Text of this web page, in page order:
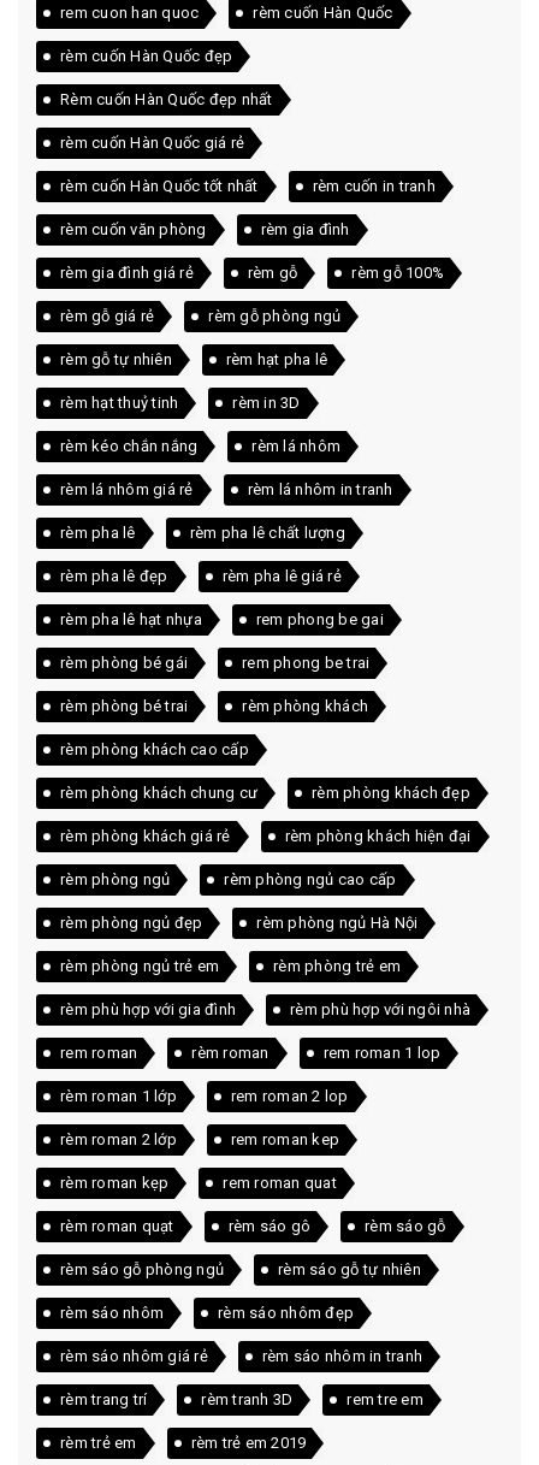
rem cuon han quoc rèm cuốn Hàn Quốc
rèm cuốn Hàn Quốc đẹp
Rèm cuốn Hàn Quốc đẹp nhất
rèm cuốn Hàn Quốc giá rẻ
rèm cuốn Hàn Quốc tốt nhất rèm cuốn in tranh
rèm cuốn văn phòng rèm gia đình
rèm gia đình giá rẻ rèm gỗ rèm gỗ 100%
rèm gỗ giá rẻ rèm gỗ phòng ngủ
rèm gỗ tự nhiên rèm hạt pha lê
rèm hạt thuỷ tinh rèm in 3D
rèm kéo chắn nắng rèm lá nhôm
rèm lá nhôm giá rẻ rèm lá nhôm in tranh
rèm pha lê rèm pha lê chất lượng
rèm pha lê đẹp rèm pha lê giá rẻ
rèm pha lê hạt nhựa rem phong be gai
rèm phòng bé gái rem phong be trai
rèm phòng bé trai rèm phòng khách
rèm phòng khách cao cấp
rèm phòng khách chung cư rèm phòng khách đẹp
rèm phòng khách giá rẻ rèm phòng khách hiện đại
rèm phòng ngủ rèm phòng ngủ cao cấp
rèm phòng ngủ đẹp rèm phòng ngủ Hà Nội
rèm phòng ngủ trẻ em rèm phòng trẻ em
rèm phù hợp với gia đình rèm phù hợp với ngôi nhà
rem roman rèm roman rem roman 1 lop
rèm roman 1 lớp rem roman 2 lop
rèm roman 2 lớp rem roman kep
rèm roman kẹp rem roman quat
rèm roman quạt rèm sáo gô rèm sáo gỗ
rèm sáo gỗ phòng ngủ rèm sáo gỗ tự nhiên
rèm sáo nhôm rèm sáo nhôm đẹp
rèm sáo nhôm giá rẻ rèm sáo nhôm in tranh
rèm trang trí rèm tranh 3D rem tre em
rèm trẻ em rèm trẻ em 2019